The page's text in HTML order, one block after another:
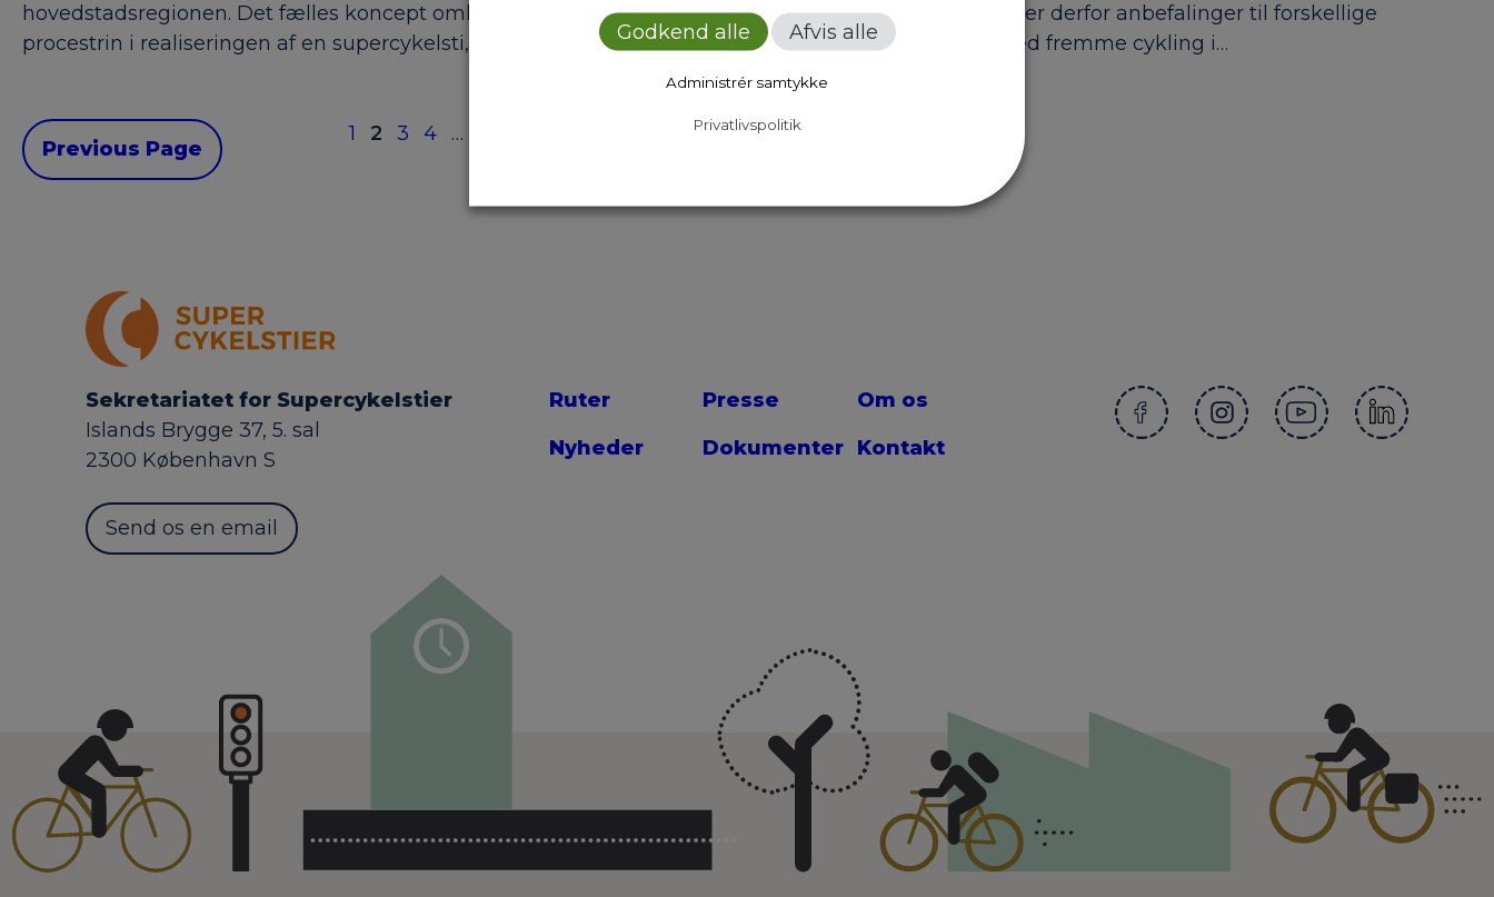
hovedstadsregionen. Det fælles koncept omhandler alle trin i en supercykelstis livscyklus og beskriver derfor anbefalinger til forskellige
procestrin i realiseringen af en supercykelsti, som skal bidrage til den gode cykeloplevelse og dermed fremme cykling i…
Previous Page
1 2 3 4 …
Sekretariatet for Supercykelstier
Islands Brygge 37, 5. sal
2300 København S
Send os en email
Ruter
Nyheder
Presse
Dokumenter
Om os
Kontakt
Godkend alle Afvis alle
Administrér samtykke
Privatlivspolitik